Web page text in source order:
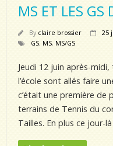
MS ET LES GS
By claire brossier 25
GS, MS, MS/GS
Jeudi 12 juin après-
l’école sont allés faire
c’était une première de
terrains de Tennis du
Tailles. En plus ce jour-